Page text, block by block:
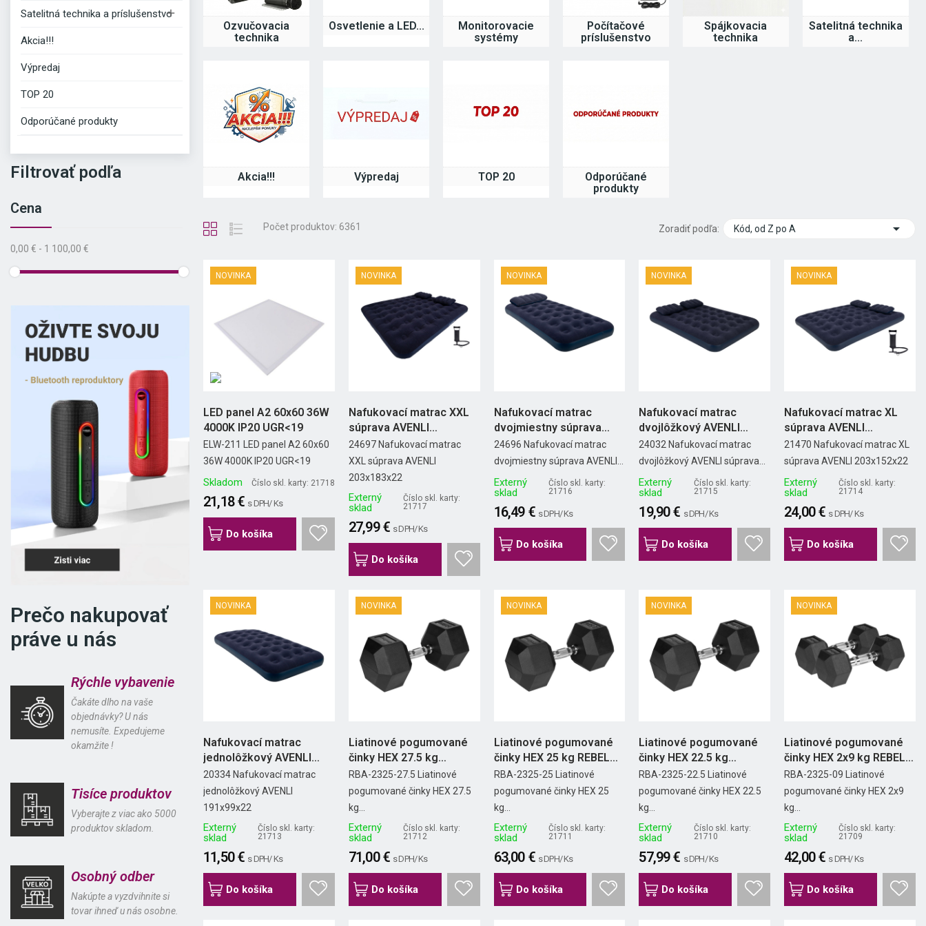
Satelitná technika a príslušenstvo

Akcia!!!
Výpredaj
TOP 20
Odporúčané produkty
Filtrovať podľa
Cena
0,00 € - 1 100,00 €
Prečo nakupovať
práve u nás
Rýchle vybavenie
Čakáte dlho na vaše
objednávky? U nás
nemusíte. Expedujeme
okamžite !
Tisíce produktov
Vyberajte z viac ako 5000
produktov skladom.
Osobný odber
Nakúpte a vyzdvihnite si
tovar ihneď u nás osobne.
Ozvučovacia
technika
Osvetlenie a LED...
Monitorovacie
systémy
Počítačové
príslušenstvo
Spájkovacia
technika
Satelitná technika
a...
Akcia!!! Výpredaj TOP 20
Odporúčané
produkty
Počet produktov: 6361 Zoradiť podľa: Kód, od Z po A 
NOVINKA
LED panel A2 60x60 36W
4000K IP20 UGR<19
ELW-211 LED panel A2 60x60
36W 4000K IP20 UGR<19
Skladom Číslo skl. karty: 21718
21,18 € s DPH/ Ks
Do košíka
NOVINKA
Nafukovací matrac XXL
súprava AVENLI
203x183x22
24697 Nafukovací matrac
XXL súprava AVENLI
203x183x22
Externý
sklad
Číslo skl. karty:
21717
27,99 € s DPH/ Ks
Do košíka
NOVINKA
Nafukovací matrac
dvojmiestny súprava
AVENLI...
24696 Nafukovací matrac
dvojmiestny súprava AVENLI...
Externý
sklad
Číslo skl. karty:
21716
16,49 € s DPH/ Ks
Do košíka
NOVINKA
Nafukovací matrac
dvojlôžkový AVENLI
súprava...
24032 Nafukovací matrac
dvojlôžkový AVENLI súprava...
Externý
sklad
Číslo skl. karty:
21715
19,90 € s DPH/ Ks
Do košíka
NOVINKA
Nafukovací matrac XL
súprava AVENLI
203x152x22
21470 Nafukovací matrac XL
súprava AVENLI 203x152x22
Externý
sklad
Číslo skl. karty:
21714
24,00 € s DPH/ Ks
Do košíka
NOVINKA
Nafukovací matrac
jednolôžkový AVENLI
191x99x22
20334 Nafukovací matrac
jednolôžkový AVENLI
191x99x22
Externý
sklad
Číslo skl. karty:
21713
11,50 € s DPH/ Ks
Do košíka
NOVINKA
Liatinové pogumované
činky HEX 27.5 kg
REBEL...
RBA-2325-27.5 Liatinové
pogumované činky HEX 27.5
kg...
Externý
sklad
Číslo skl. karty:
21712
71,00 € s DPH/ Ks
Do košíka
NOVINKA
Liatinové pogumované
činky HEX 25 kg REBEL
ACTIVE
RBA-2325-25 Liatinové
pogumované činky HEX 25
kg...
Externý
sklad
Číslo skl. karty:
21711
63,00 € s DPH/ Ks
Do košíka
NOVINKA
Liatinové pogumované
činky HEX 22.5 kg
REBEL...
RBA-2325-22.5 Liatinové
pogumované činky HEX 22.5
kg...
Externý
sklad
Číslo skl. karty:
21710
57,99 € s DPH/ Ks
Do košíka
NOVINKA
Liatinové pogumované
činky HEX 2x9 kg REBEL
ACTIVE
RBA-2325-09 Liatinové
pogumované činky HEX 2x9
kg...
Externý
sklad
Číslo skl. karty:
21709
42,00 € s DPH/ Ks
Do košíka